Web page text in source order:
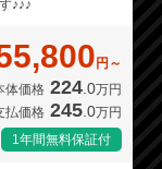
♪♪♪
円～
体価格 224.0万円
払価格 245.0万円
1年間無料保証付